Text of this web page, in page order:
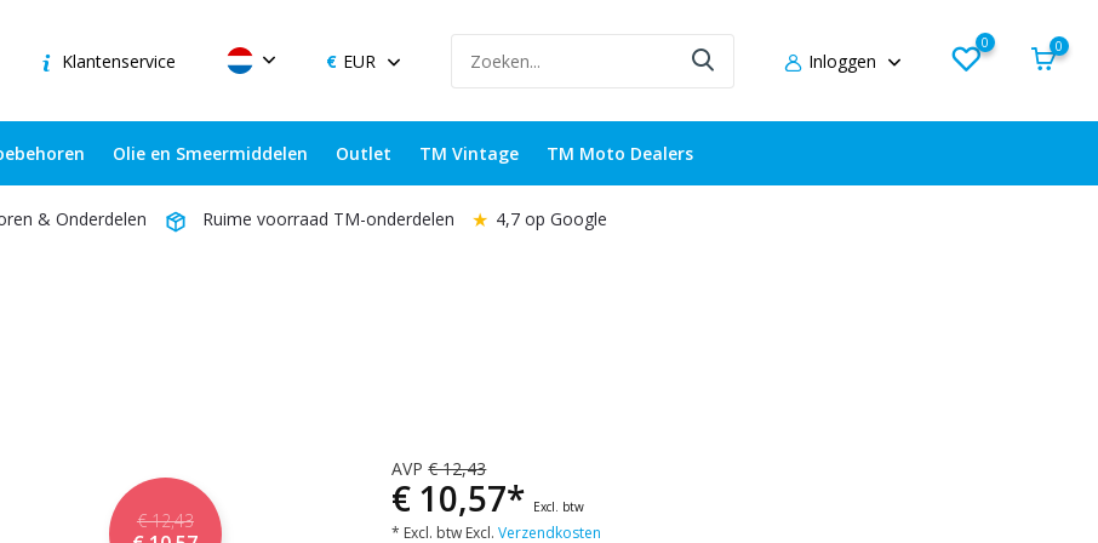
Klantenservice EUR Inloggen
0 0
Olie en Smeermiddelen Outlet TM Vintage TM Moto Dealers
& Onderdelen Ruime voorraad TM-onderdelen ★ 4,7 op Google
€ 12,43
AVP€ 12,43
€ 10,57* Excl. btw
* Excl. btw Excl.Verzendkosten